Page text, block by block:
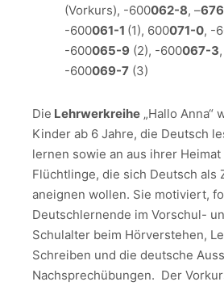
(Vorkurs), -600062-8, –
-600061-1 (1), 600071-0, -
-600065-9 (2), -600067-3
-600069-7 (3)
Die Lehrwerkreihe „Hallo Anna“
Kinder ab 6 Jahre, die Deutsch
lernen sowie an aus ihrer
Flüchtlinge, die sich Deutsch als
aneignen wollen. Sie motiviert,
Deutschlernende im Vorschul-
Schulalter beim Hörverstehen,
Schreiben und die deutsche
Nachsprechübungen. Der